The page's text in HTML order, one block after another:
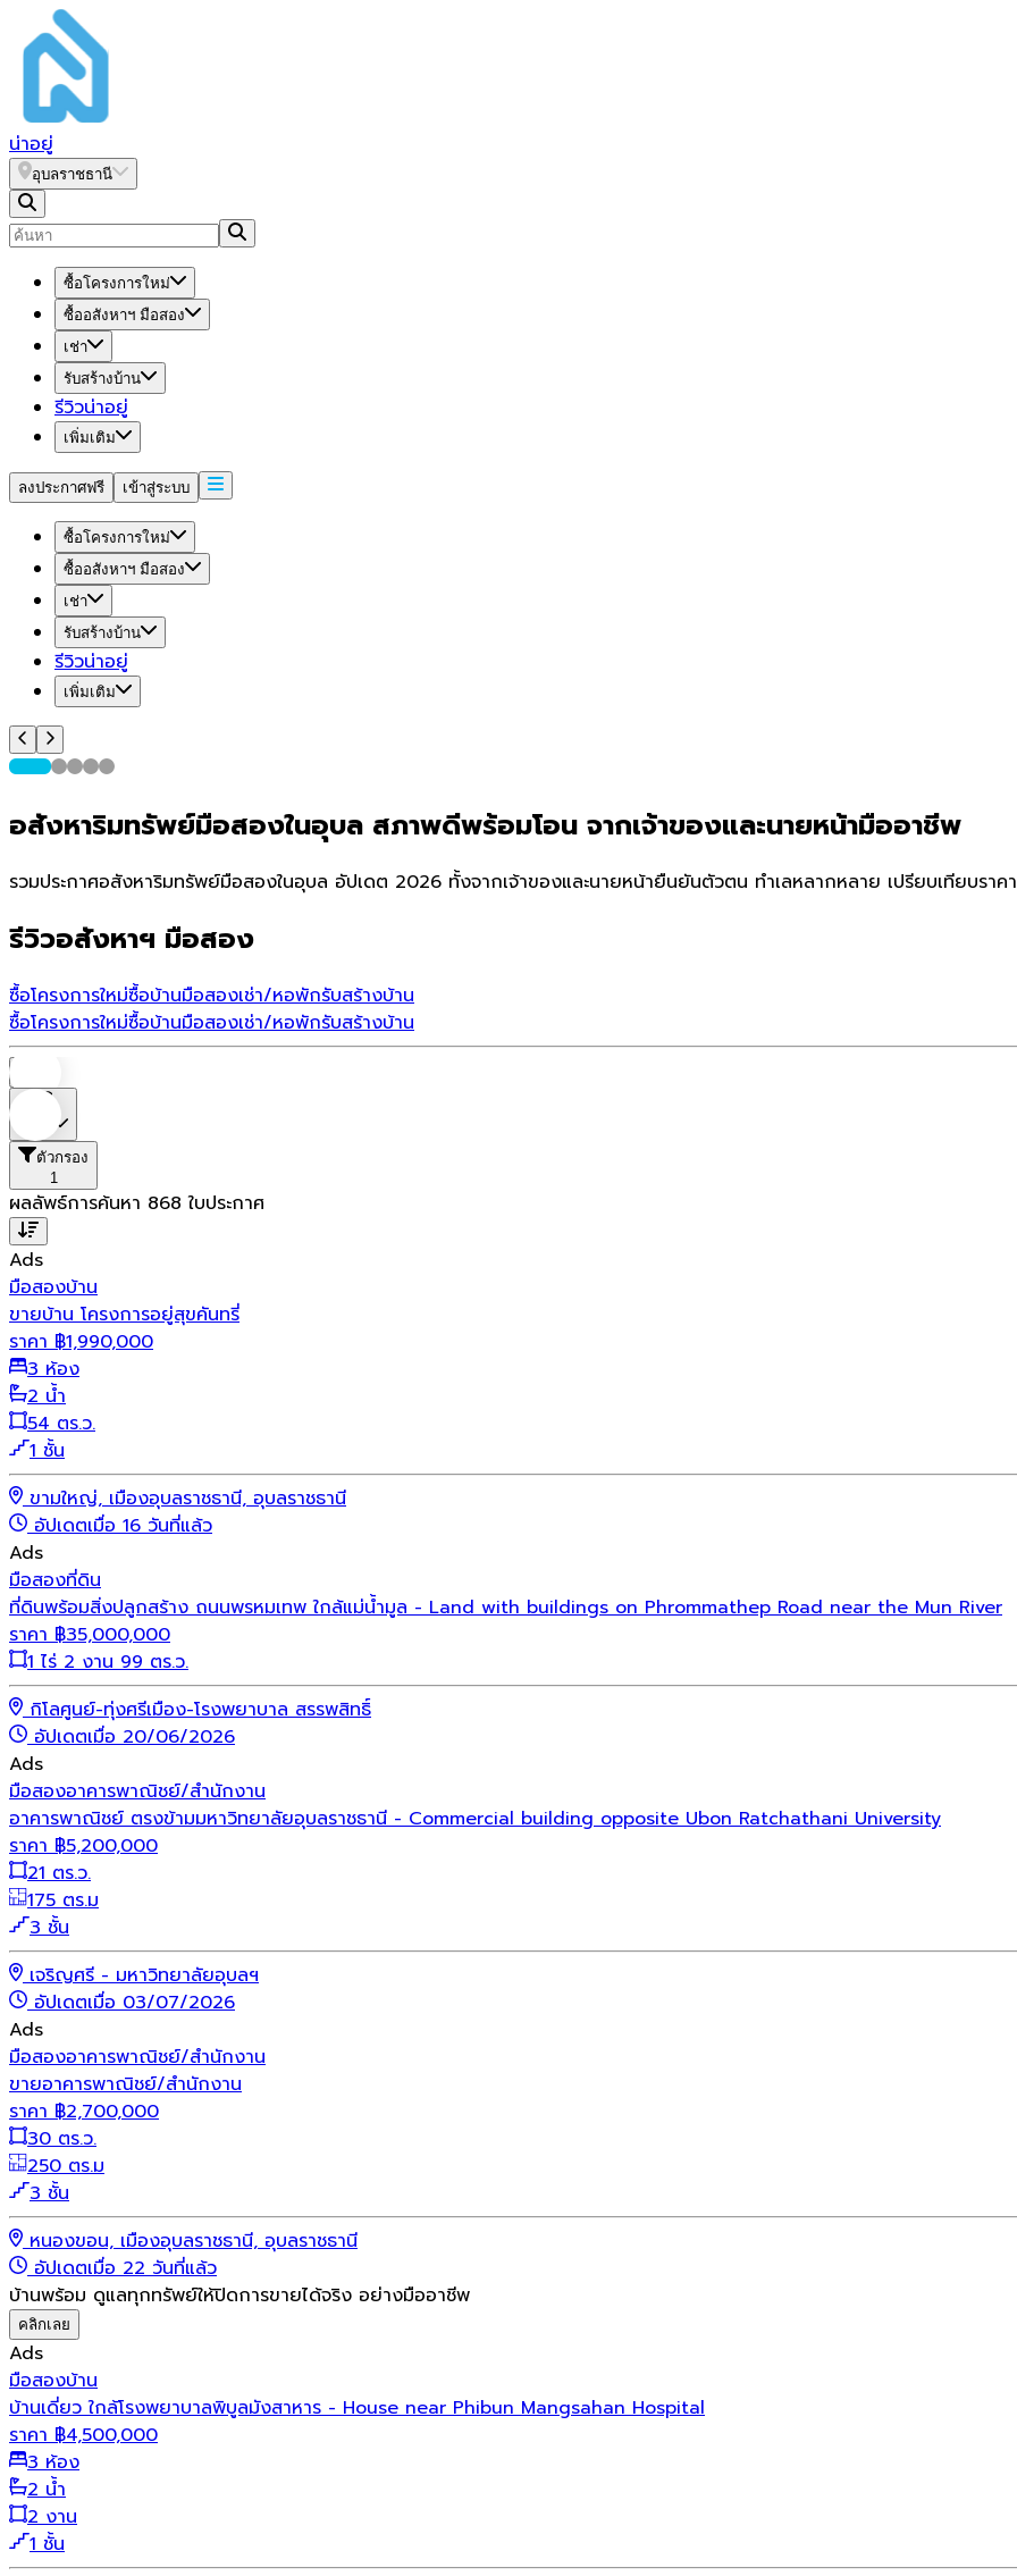
น่าอยู่
อุบลราชธานี
ซื้อโครงการใหม่
ซื้ออสังหาฯ มือสอง
เช่า
รับสร้างบ้าน
รีวิวน่าอยู่
เพิ่มเติม
ลงประกาศฟรี เข้าสู่ระบบ
ซื้อโครงการใหม่
ซื้ออสังหาฯ มือสอง
เช่า
รับสร้างบ้าน
รีวิวน่าอยู่
เพิ่มเติม
อสังหาริมทรัพย์มือสองในอุบล สภาพดีพร้อมโอน จากเจ้าของและนายหน้ามืออาชีพ
รวมประกาศอสังหาริมทรัพย์มือสองในอุบล อัปเดต 2026 ทั้งจากเจ้าของและนายหน้ายืนยันตัวตน ทำเลหลากหลาย เปรียบเทียบราค
รีวิวอสังหาฯ มือสอง
ซื้อโครงการใหม่ซื้อบ้านมือสองเช่า/หอพักรับสร้างบ้าน
ซื้อโครงการใหม่ซื้อบ้านมือสองเช่า/หอพักรับสร้างบ้าน
ตัวกรอง
1
ผลลัพธ์การค้นหา 868 ใบประกาศ
Ads
มือสองบ้าน
ขายบ้าน โครงการอยู่สุขคันทรี่
ราคา ฿1,990,000
3 ห้อง
2 น้ำ
54 ตร.ว.
1 ชั้น
ขามใหญ่, เมืองอุบลราชธานี, อุบลราชธานี
อัปเดตเมื่อ 16 วันที่แล้ว
Ads
มือสองที่ดิน
ที่ดินพร้อมสิ่งปลูกสร้าง ถนนพรหมเทพ ใกล้แม่น้ำมูล - Land with buildings on Phrommathep Road near the Mun River
ราคา ฿35,000,000
1 ไร่ 2 งาน 99 ตร.ว.
กิโลศูนย์-ทุ่งศรีเมือง-โรงพยาบาล สรรพสิทธิ์
อัปเดตเมื่อ 20/06/2026
Ads
มือสองอาคารพาณิชย์/สำนักงาน
อาคารพาณิชย์ ตรงข้ามมหาวิทยาลัยอุบลราชธานี - Commercial building opposite Ubon Ratchathani University
ราคา ฿5,200,000
21 ตร.ว.
175 ตร.ม
3 ชั้น
เจริญศรี - มหาวิทยาลัยอุบลฯ
อัปเดตเมื่อ 03/07/2026
Ads
มือสองอาคารพาณิชย์/สำนักงาน
ขายอาคารพาณิชย์/สำนักงาน
ราคา ฿2,700,000
30 ตร.ว.
250 ตร.ม
3 ชั้น
หนองขอน, เมืองอุบลราชธานี, อุบลราชธานี
อัปเดตเมื่อ 22 วันที่แล้ว
บ้านพร้อม ดูแลทุกทรัพย์ให้ปิดการขายได้จริง อย่างมืออาชีพ
คลิกเลย
Ads
มือสองบ้าน
บ้านเดี่ยว ใกล้โรงพยาบาลพิบูลมังสาหาร - House near Phibun Mangsahan Hospital
ราคา ฿4,500,000
3 ห้อง
2 น้ำ
2 งาน
1 ชั้น